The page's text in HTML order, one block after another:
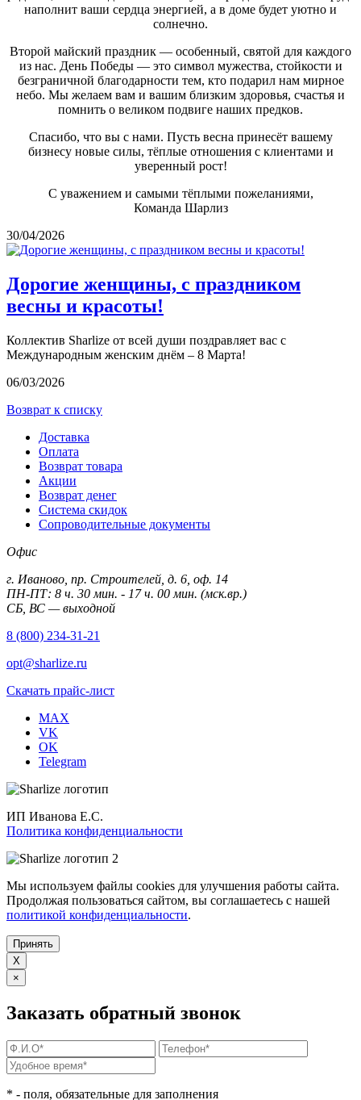
наполнит ваши сердца энергией, а в доме будет уютно и
солнечно.
Второй майский праздник — особенный, святой для каждого
из нас. День Победы — это символ мужества, стойкости и
безграничной благодарности тем, кто подарил нам мирное
небо. Мы желаем вам и вашим близким здоровья, счастья и
помнить о великом подвиге наших предков.
Спасибо, что вы с нами. Пусть весна принесёт вашему
бизнесу новые силы, тёплые отношения с клиентами и
уверенный рост!
С уважением и самыми тёплыми пожеланиями,
Команда Шарлиз
30/04/2026
Дорогие женщины, с праздником
весны и красоты!
Коллектив Sharlize от всей души поздравляет вас с
Международным женским днём – 8 Марта!
06/03/2026
Возврат к списку
Доставка
Оплата
Возврат товара
Акции
Возврат денег
Система скидок
Сопроводительные документы
Офис
г. Иваново, пр. Строителей, д. 6, оф. 14
ПН-ПТ: 8 ч. 30 мин. - 17 ч. 00 мин. (мск.вр.)
СБ, ВС — выходной
8 (800) 234-31-21
opt@sharlize.ru
Скачать прайс-лист
MAX
VK
OK
Telegram
ИП Иванова Е.С.
Политика конфиденциальности
Мы используем файлы cookies для улучшения работы сайта.
Продолжая пользоваться сайтом, вы соглашаетесь с нашей
политикой конфиденциальности.
Принять
X
×
Заказать обратный звонок
* - поля, обязательные для заполнения